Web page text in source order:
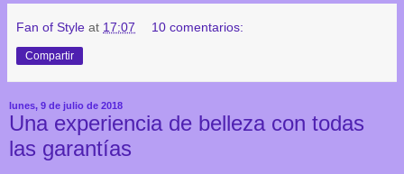
Fan of Style at 17:07 10 comentarios:
Compartir
lunes, 9 de julio de 2018
Una experiencia de belleza con todas
las garantías